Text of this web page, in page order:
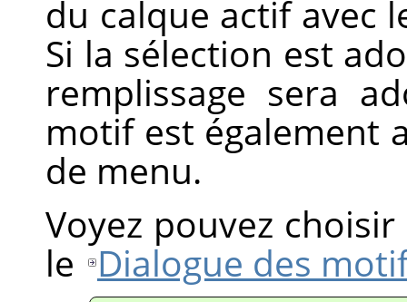
du calque actif avec
Si la sélection est
remplissage sera
motif est également
de menu.
Voyez pouvez
le Dialogue des